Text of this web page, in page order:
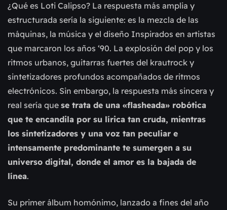
¿Qué es Loti Calipso? La respuesta más amplia y
estructurada sería la siguiente: es la mezcla de las
máquinas, la música y el diseño Inspirados en artistas
que marcaron los años ‘90. La explosión del pop y los
ritmos urbanos, guitarras fuertes del krautrock y
sintetizadores profundos acompañados de ritmos
electrónicos. Sin embargo, la respuesta más sincera y
real sería que se trata de una «flasheada» robótica
que te encandila por su lírica tan cruda, mientras
los sintetizadores y una voz tan peculiar e
intensamente predominante te sumergen a su
universo digital, donde el amor es la bajada de
línea.
Su primer álbum homónimo, lanzado a fines del año